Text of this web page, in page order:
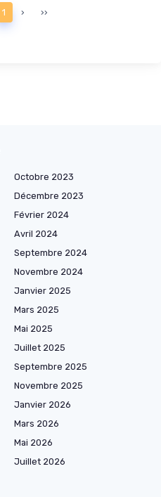
1 › ››
Octobre 2023
Décembre 2023
Février 2024
Avril 2024
Septembre 2024
Novembre 2024
Janvier 2025
Mars 2025
Mai 2025
Juillet 2025
Septembre 2025
Novembre 2025
Janvier 2026
Mars 2026
Mai 2026
Juillet 2026